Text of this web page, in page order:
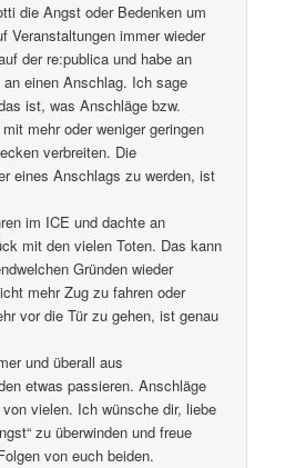
die Angst oder Bedenken um
Veranstaltungen immer wieder
der re:publica und habe an
einen Anschlag. Ich sage
ist, was Anschläge bzw.
mehr oder weniger geringen
verbreiten. Die
eines Anschlags zu werden, ist
im ICE und dachte an
mit den vielen Toten. Das kann
Gründen wieder
mehr Zug zu fahren oder
vor die Tür zu gehen, ist genau
und überall aus
etwas passieren. Anschläge
von vielen. Ich wünsche dir, liebe
zu überwinden und freue
von euch beiden.